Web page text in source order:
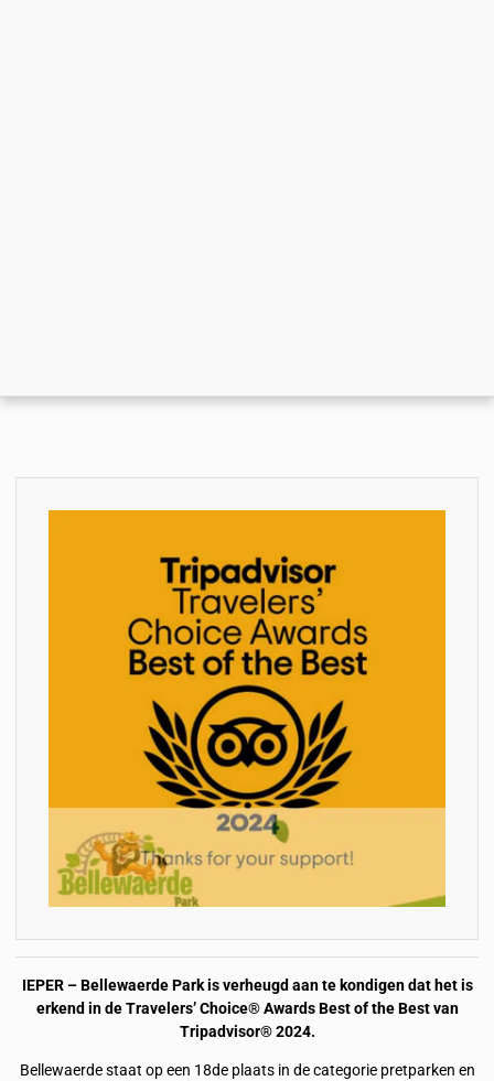
IEPER – Bellewaerde Park is verheugd aan te kondigen dat het is
erkend in de Travelers’ Choice® Awards Best of the Best van
Tripadvisor® 2024.
Bellewaerde staat op een 18de plaats in de categorie pretparken en